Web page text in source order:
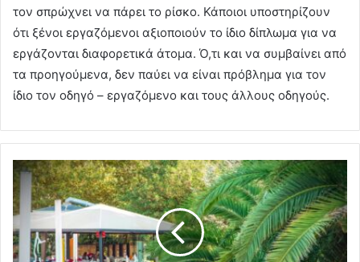
τον σπρώχνει να πάρει το ρίσκο. Κάποιοι υποστηρίζουν
ότι ξένοι εργαζόμενοι αξιοποιούν το ίδιο δίπλωμα για να
εργάζονται διαφορετικά άτομα. Ό,τι και να συμβαίνει από
τα προηγούμενα, δεν παύει να είναι πρόβλημα για τον
ίδιο τον οδηγό – εργαζόμενο και τους άλλους οδηγούς.